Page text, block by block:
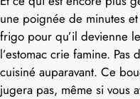
une poignée de minutes
frigo pour qu’il devienne
l’estomac crie famine. Pas
cuisiné auparavant. Ce
jugera pas, même si vous